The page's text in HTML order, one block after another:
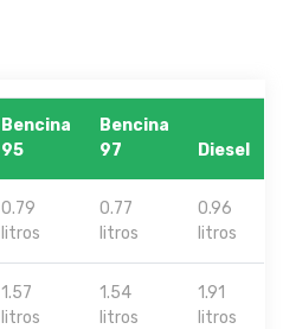
Bencina
95
Bencina
97
Diesel
0.79
litros
0.77
litros
0.96
litros
1.57
litros
1.54
litros
1.91
litros